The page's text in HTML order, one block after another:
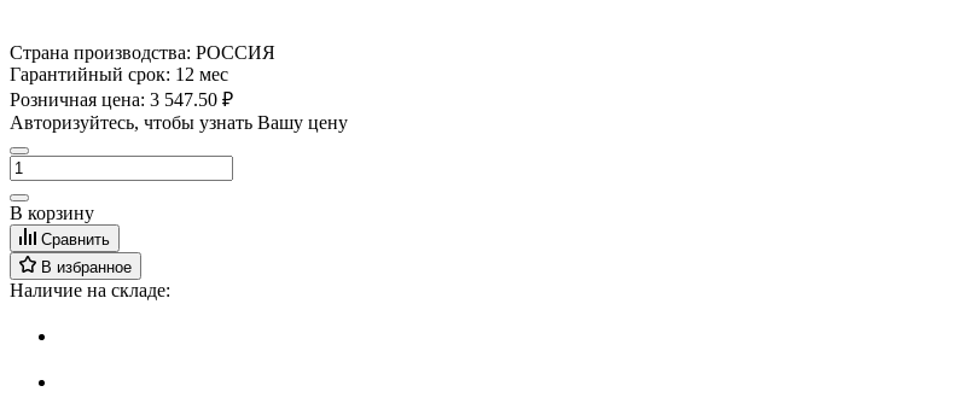
Страна производства: РОССИЯ
Гарантийный срок: 12 мес
Розничная цена: 3 547.50 ₽
Авторизуйтесь, чтобы узнать Вашу цену
В корзину
Сравнить
В избранное
Наличие на складе: